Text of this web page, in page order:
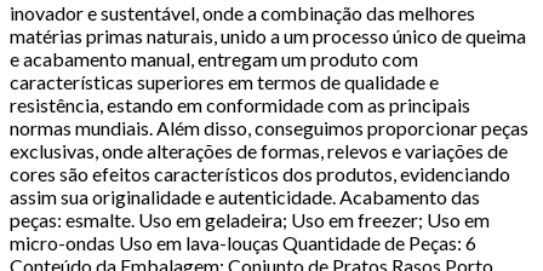
inovador e sustentável, onde a combinação das melhores
matérias primas naturais, unido a um processo único de queima
e acabamento manual, entregam um produto com
características superiores em termos de qualidade e
resistência, estando em conformidade com as principais
normas mundiais. Além disso, conseguimos proporcionar peças
exclusivas, onde alterações de formas, relevos e variações de
cores são efeitos característicos dos produtos, evidenciando
assim sua originalidade e autenticidade. Acabamento das
peças: esmalte. Uso em geladeira; Uso em freezer; Uso em
micro-ondas Uso em lava-louças Quantidade de Peças: 6
Conteúdo da Embalagem: Conjunto de Pratos Rasos Porto